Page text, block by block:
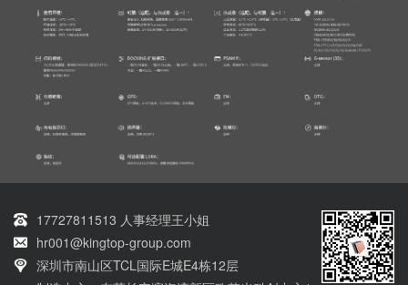
17727811513 人事经理王小姐
hr001@kingtop-group.com
深圳市南山区TCL国际E城E4栋12层